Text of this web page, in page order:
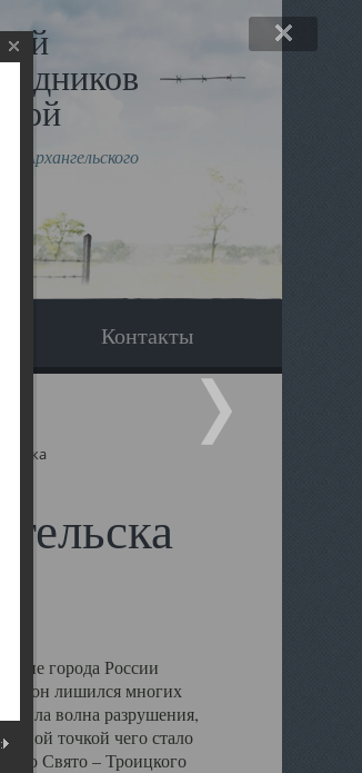
Архангельского
Контакты
города России
он лишился многих
волна разрушения,
точкой чего стало
Свято – Троицкого